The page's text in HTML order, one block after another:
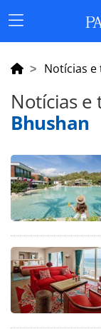
Menu
Principal
Notícias
Notícias e
Bhushan